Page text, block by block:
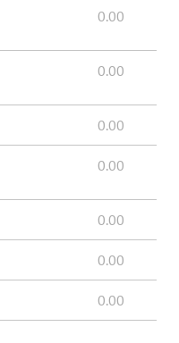
0.00
0.00
0.00
0.00
0.00
0.00
0.00